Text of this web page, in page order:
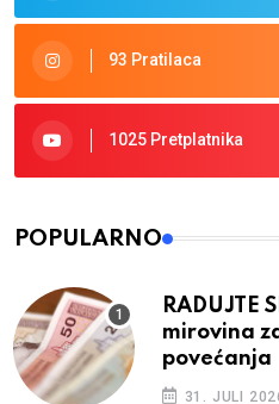
93 Pratilaca
1025 Pretplatnika
POPULARNO
RADUJTE
mirovina
povećanja
31. JULI